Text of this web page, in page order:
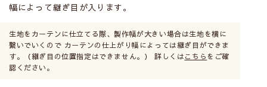
幅によって継ぎ目が入ります。
生地をカーテンに仕立てる際、製作幅が大きい場合は生地を横に
繋いでいくので カーテンの仕上がり幅によっては継ぎ目ができま
す。（継ぎ目の位置指定はできません。） 詳しくはこちら をご確
認ください。